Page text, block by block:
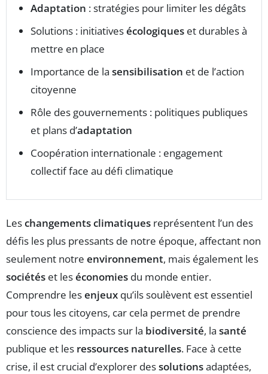
Adaptation : stratégies pour limiter les dégâts
Solutions : initiativesécologiques et durables à
mettre en place
Importance de la sensibilisation et de l’action
citoyenne
Rôle des gouvernements : politiques publiques
et plans d’adaptation
Coopération internationale : engagement
collectif face au défi climatique
Leschangements climatiques représentent l’un des
défis les plus pressants de notre époque, affectant non
seulement notre environnement, mais également les
sociétés et leséconomies du monde entier.
Comprendre lesenjeux qu’ils soulèvent est essentiel
pour tous les citoyens, car cela permet de prendre
conscience des impacts sur la biodiversité, la santé
publique et les ressources naturelles. Face à cette
crise, il est crucial d’explorer dessolutionsadaptées,